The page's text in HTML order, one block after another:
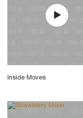
Inside Moves